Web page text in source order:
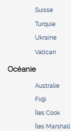
Suisse
Turquie
Ukraine
Vatican
Océanie
Australie
Fidji
Îles Cook
Îles Marshall